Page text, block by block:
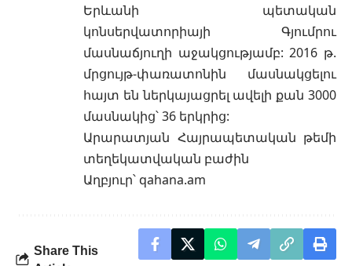
Երևանի պետական
կոնսերվատորիայի Գյումրու
մասնաճյուղի աջակցությամբ: 2016 թ.
մրցույթ-փառատոնին մասնակցելու
հայտ են ներկայացրել ավելի քան 3000
մասնակից՝ 36 երկրից:
Արարատյան Հայրապետական թեմի
տեղեկատվական բաժին
Աղբյուր՝qahana.am
Share This